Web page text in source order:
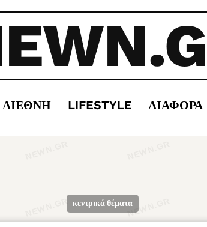
ΔΙΕΘΝΉ LIFESTYLE ΔΙΆΦΟΡΑ
κεντρικά θέματα